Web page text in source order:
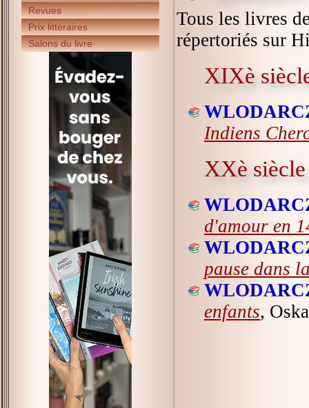
Revues
Prix littéraires
Salons du livre
Tous les livres
répertoriés sur
XIXè
Indiens
XXè siècle
d'amour en
pause dans
enfants,